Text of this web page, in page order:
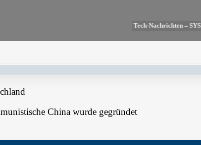
Tech-Nachrichten –
China wurde gegründet